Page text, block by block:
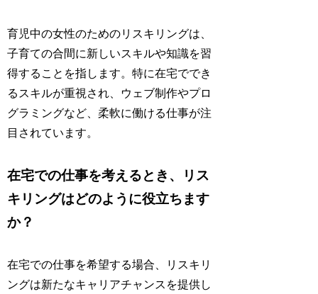
育児中の女性のためのリスキリングは、
子育ての合間に新しいスキルや知識を習
得することを指します。特に在宅ででき
るスキルが重視され、ウェブ制作やプロ
グラミングなど、柔軟に働ける仕事が注
目されています。
在宅での仕事を考えるとき、リス
キリングはどのように役立ちます
か？
在宅での仕事を希望する場合、リスキリ
ングは新たなキャリアチャンスを提供し